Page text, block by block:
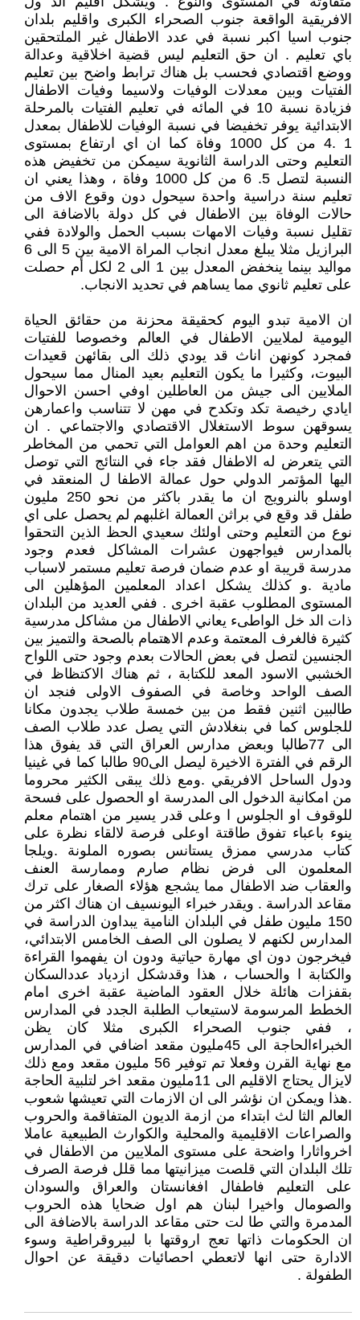
الافريقية الواقعة جنوب الصحراء الكبرى واقليم بلدان
جنوب اسيا اكبر نسبة في عدد الاطفال غير الملتحقين
باي تعليم . ان حق التعليم ليس قضية اخلاقية وعدالة
ووضع اقتصادي فحسب بل هناك ترابط واضح بين تعليم
الفتيات وبين معدلات الوفيات ولاسيما وفيات الاطفال
فزيادة نسبة 10 في المائه في تعليم الفتيات بالمرحلة
الابتدائية يوفر تخفيضا في نسبة الوفيات للاطفال بمعدل
1 .4 من كل 1000 وفاة كما ان اي ارتفاع بمستوى
التعليم وحتى الدراسة الثانوية سيمكن من تخفيض هذه
النسبة لتصل 5. 6 من كل 1000 وفاة ، وهذا يعني ان
تعليم سنة دراسية واحدة سيحول دون وقوع الاف من
حالات الوفاة بين الاطفال في كل دولة بالاضافة الى
تقليل نسبة وفيات الامهات بسبب الحمل والولادة ففي
البرازيل مثلا يبلغ معدل انجاب المراة الامية بين 5 الى 6
مواليد بينما ينخفض المعدل بين 1 الى 2 لكل أم حصلت
على تعليم ثانوي مما يساهم في تحديد الانجاب.
ان الامية تبدو اليوم كحقيقة محزنة من حقائق الحياة
اليومية لملايين الاطفال في العالم وخصوصا للفتيات
فمجرد كونهن اناث قد يودي ذلك الى بقائهن قعيدات
البيوت، وكثيرا ما يكون التعليم بعيد المنال مما سيحول
الملايين الى جيش من العاطلين اوفي احسن الاحوال
ايادي رخيصة تكد وتكدح في مهن لا تتناسب واعمارهن
يسوقهن سوط الاستغلال الاقتصادي والاجتماعي . ان
التعليم وحدة من اهم العوامل التي تحمي من المخاطر
التي يتعرض له الاطفال فقد جاء في النتائج التي توصل
اليها المؤتمر الدولي حول عمالة الاطفا ل المنعقد في
اوسلو بالنرويج ان ما يقدر باكثر من نحو 250 مليون
طفل قد وقع في براثن العمالة اغلبهم لم يحصل على اي
نوع من التعليم وحتى اولئك سعيدي الحظ الذين التحقوا
بالمدارس فيواجهون عشرات المشاكل فعدم وجود
مدرسة قريبة او عدم ضمان فرصة تعليم مستمر لاسباب
مادية .و كذلك يشكل اعداد المعلمين المؤهلين الى
المستوى المطلوب عقبة اخرى . ففي العديد من البلدان
ذات الد خل الواطىء يعاني الاطفال من مشاكل مدرسية
كثيرة فالغرف المعتمة وعدم الاهتمام بالصحة والتميز بين
الجنسين لتصل في بعض الحالات بعدم وجود حتى اللواح
الخشبي الاسود المعد للكتابة ، ثم هناك الاكتظاظ في
الصف الواحد وخاصة في الصفوف الاولى فنجد ان
طالبين اثنين فقط من بين خمسة طلاب يجدون مكانا
للجلوس كما في بنغلادش التي يصل عدد طلاب الصف
الى 77طالبا وبعض مدارس العراق التي قد يفوق هذا
الرقم في الفترة الاخيرة ليصل الى90 طالبا كما في غينيا
ودول الساحل الافريقي .ومع ذلك يبقى الكثير محروما
من امكانية الدخول الى المدرسة او الحصول على فسحة
للوقوف او الجلوس ا وعلى قدر يسير من اهتمام معلم
ينوء باعباء تفوق طاقتة اوعلى فرصة لالقاء نظرة على
كتاب مدرسي ممزق يستانس بصوره الملونة .ويلجا
المعلمون الى فرض نظام صارم وممارسة العنف
والعقاب ضد الاطفال مما يشجع هؤلاء الصغار على ترك
مقاعد الدراسة . ويقدر خبراء اليونسيف ان هناك اكثر من
150 مليون طفل في البلدان النامية يبداون الدراسة في
المدارس لكنهم لا يصلون الى الصف الخامس الابتدائي،
فيخرجون دون اي مهارة حياتية ودون ان يفهموا القراءة
والكتابة ا والحساب ، هذا وقدشكل ازدياد عددالسكان
بقفزات هائلة خلال العقود الماضية عقبة اخرى امام
الخطط المرسومة لاستيعاب الطلبة الجدد في المدارس
، ففي جنوب الصحراء الكبرى مثلا كان يظن
الخبراءالحاجة الى 45مليون مقعد اضافي في المدارس
مع نهاية القرن وفعلا تم توفير 56 مليون مقعد ومع ذلك
لايزال يحتاج الاقليم الى 11مليون مقعد اخر لتلبية الحاجة
.هذا ويمكن ان نؤشر الى ان الازمات التي تعيشها شعوب
العالم الثا لث ابتداء من ازمة الديون المتفاقمة والحروب
والصراعات الاقليمية والمحلية والكوارث الطبيعية عاملا
اخرواثارا واضحة على مستوى الملايين من الاطفال في
تلك البلدان التي قلصت ميزانيتها مما قلل فرصة الصرف
على التعليم فاطفال افغانستان والعراق والسودان
والصومال واخيرا لبنان هم اول ضحايا هذه الحروب
المدمرة والتي طا لت حتى مقاعد الدراسة بالاضافة الى
ان الحكومات ذاتها تعج اروقتها با لبيروقراطية وسوء
الادارة حتى انها لاتعطي احصائيات دقيقة عن احوال
الطفولة .